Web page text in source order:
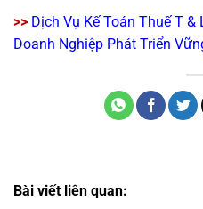
>> Dịch Vụ Kế Toán Thuế T
Doanh Nghiệp Phát Triển
Bài viết liên quan: